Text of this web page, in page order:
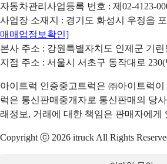
자동차관리사업등록 번호 : 제02-4123-
사업장 소재지 : 경기도 화성시 우정읍
매매업정보확인]
본사 주소 : 강원특별자치도 인제군 기린
지점 주소 : 서울시 서초구 동작대로
아이트럭 인증중고트럭은 ㈜아이트럭
럭은 통신판매중개자로 통신판매의 당
래정보, 거래에 대한 책임은 판매자에게
Copyright ⓒ 2026 itruck All Rights